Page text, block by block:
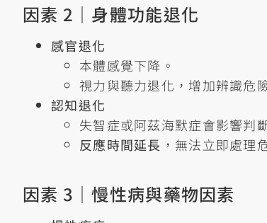
因素 2｜身體功能退化
感官退化
本體感覺下降。
視力與聽力退化，增加辨識危
認知退化
失智症或阿茲海默症會影響判
反應時間延長 ，無法立即處理
因素 3｜慢性病與藥物因素